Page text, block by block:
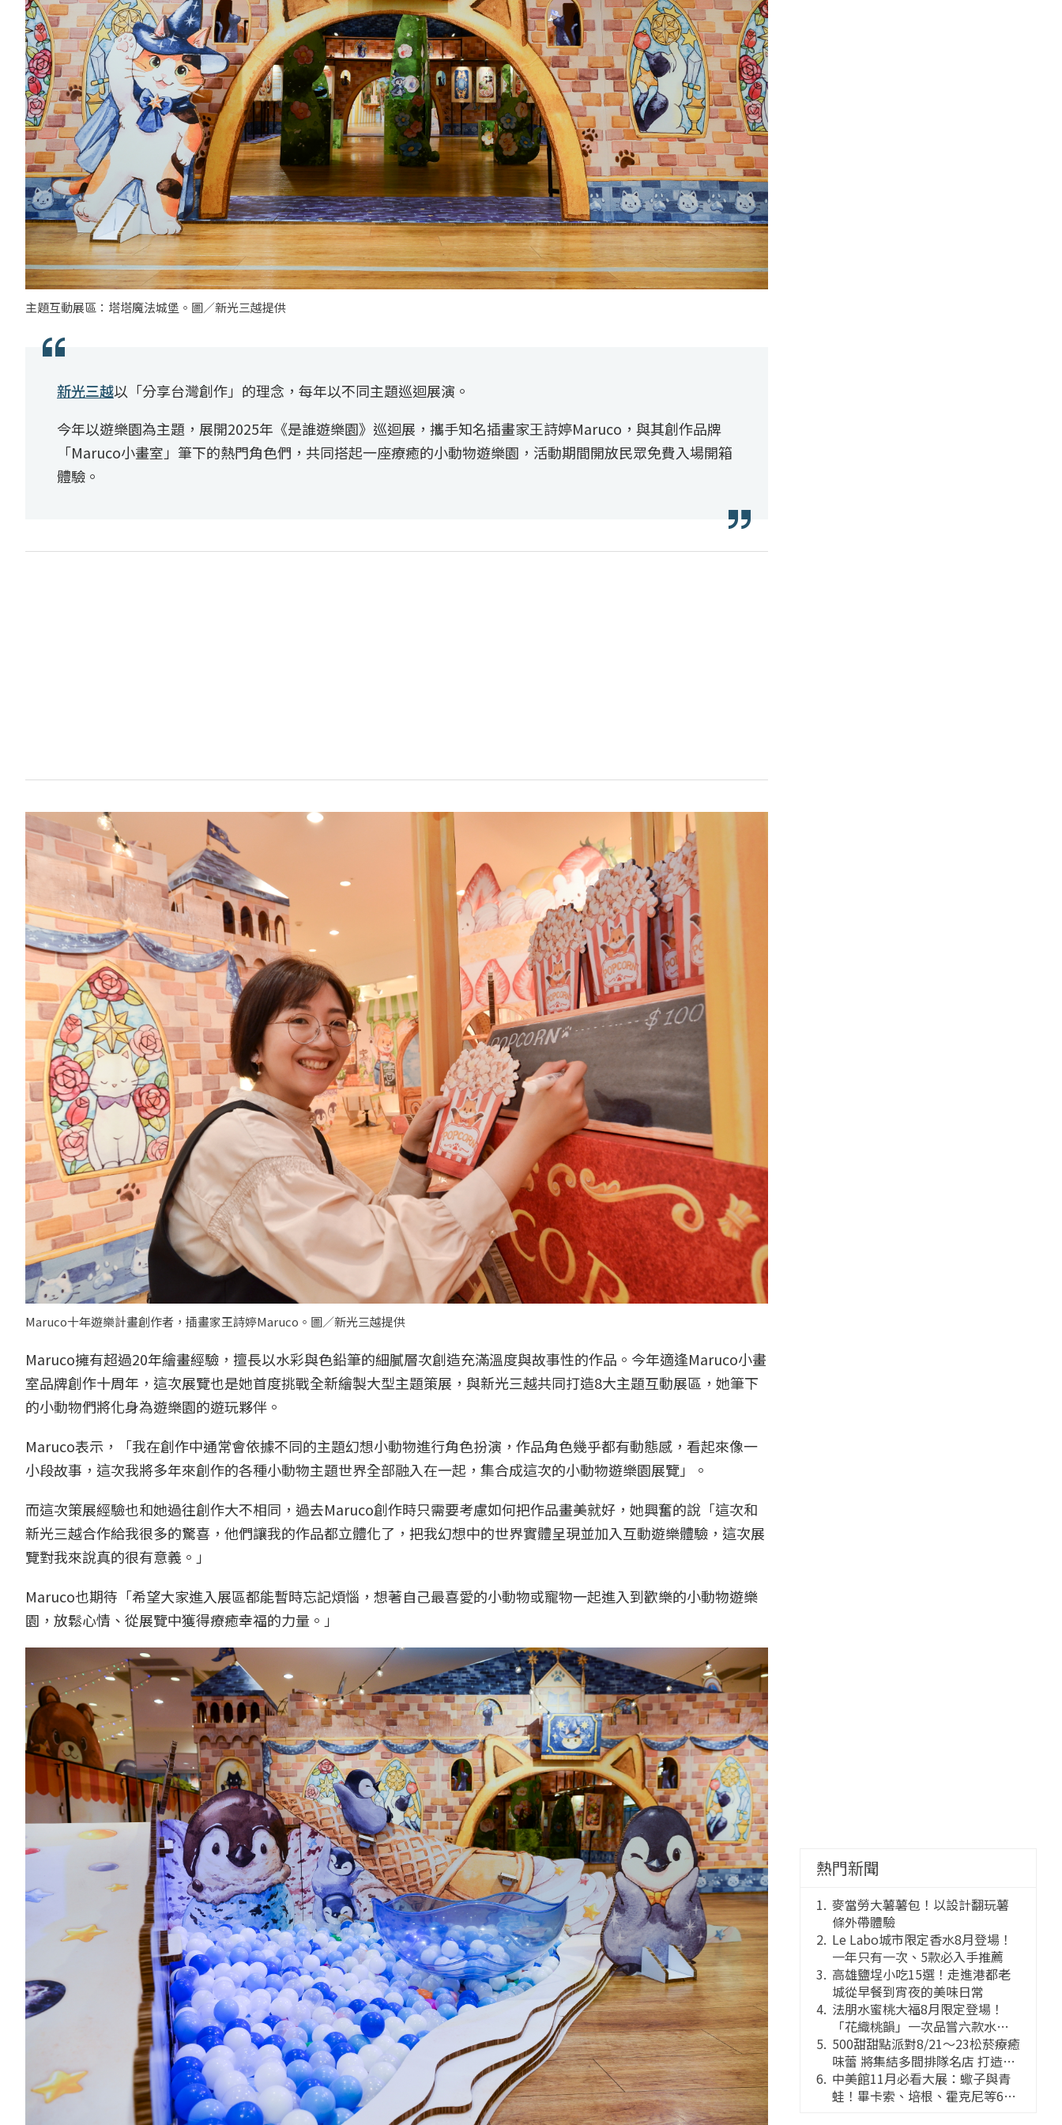
主題互動展區：塔塔魔法城堡。圖／新光三越提供
新光三越以「分享台灣創作」的理念，每年以不同主題巡迴展演。
今年以遊樂園為主題，展開2025年《是誰遊樂園》巡迴展，攜手知名插畫家王詩婷Maruco，與其創作品牌
「Maruco小畫室」筆下的熱門角色們，共同搭起一座療癒的小動物遊樂園，活動期間開放民眾免費入場開箱
體驗。
Maruco十年遊樂計畫創作者，插畫家王詩婷Maruco。圖／新光三越提供
Maruco擁有超過20年繪畫經驗，擅長以水彩與色鉛筆的細膩層次創造充滿溫度與故事性的作品。今年適逢Maruco小畫
室品牌創作十周年，這次展覽也是她首度挑戰全新繪製大型主題策展，與新光三越共同打造8大主題互動展區，她筆下
的小動物們將化身為遊樂園的遊玩夥伴。
Maruco表示，「我在創作中通常會依據不同的主題幻想小動物進行角色扮演，作品角色幾乎都有動態感，看起來像一
小段故事，這次我將多年來創作的各種小動物主題世界全部融入在一起，集合成這次的小動物遊樂園展覽」。
而這次策展經驗也和她過往創作大不相同，過去Maruco創作時只需要考慮如何把作品畫美就好，她興奮的說「這次和
新光三越合作給我很多的驚喜，他們讓我的作品都立體化了，把我幻想中的世界實體呈現並加入互動遊樂體驗，這次展
覽對我來說真的很有意義。」
Maruco也期待「希望大家進入展區都能暫時忘記煩惱，想著自己最喜愛的小動物或寵物一起進入到歡樂的小動物遊樂
園，放鬆心情、從展覽中獲得療癒幸福的力量。」
熱門新聞
麥當勞大薯薯包！以設計翻玩薯
條外帶體驗
Le Labo城市限定香水8月登場！
一年只有一次、5款必入手推薦
高雄鹽埕小吃15選！走進港都老
城從早餐到宵夜的美味日常
法朋水蜜桃大福8月限定登場！
「花織桃韻」一次品嘗六款水蜜
桃花果大福
500甜甜點派對8/21～23松菸療癒
味蕾 將集結多間排隊名店 打造靈
感創意的舞台
中美館11月必看大展：蠍子與青
蛙！畢卡索、培根、霍克尼等66